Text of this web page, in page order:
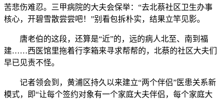
苦悲伤难忍。三甲病院的大夫会保举：“去北蔡社区卫生办事
核心，开碧雪散尝尝吧！”别看包拆朴实，结果立竿见影。
唐老伯的这段，还算是“近”的，远的病人北至、南到福
建……西医馆里拖着行李箱来寻求帮帮的，北蔡的社区大夫们
早已见责不怪。
记者领会到，黄浦区持久以来建立“两个伴侣”医患关系新
模式，即“让每个签约对象有一个家庭大夫伴侣，每个家庭大